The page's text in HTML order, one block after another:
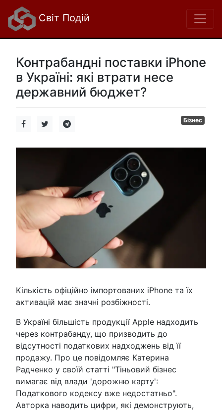
Світ Подій
Контрабандні поставки iPhone
в Україні: які втрати несе
державний бюджет?
Бізнес
Кількість офіційно імпортованих iPhone та їх
активацій має значні розбіжності.
В Україні більшість продукції Apple надходить
через контрабанду, що призводить до
відсутності податкових надходжень від її
продажу. Про це повідомляє Катерина
Радченко у своїй статті "Тіньовий бізнес
вимагає від влади 'дорожню карту':
Податкового кодексу вже недостатньо".
Авторка наводить цифри, які демонструють,